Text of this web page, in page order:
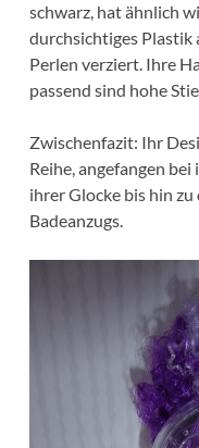
schwarz, hat ähnlich
durchsichtiges Plastik
Perlen verziert. Ihre
passend sind hohe
Zwischenfazit: Ihr
Reihe, angefangen
ihrer Glocke bis hin
Badeanzugs.